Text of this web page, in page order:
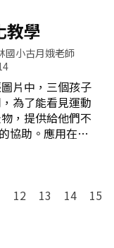
材；利用合作教
的加強，務必使
性。 在生涯
人分
勵各班導師利用
，邀請自己班級的
與同學分享自己
業內容、必須具
？創業過程、或
業的甘苦、或所需
或由輔導室邀請具
正是提供學生多
異質文化學習契
本市教育學習成
重差異 魅
未來我們的孩子
競爭，學習場域
於校園，必須跨
競爭力的不二法
教學
國小古月娥老師
片中，三個孩子
為了能看見運動
，提供給他們不
協助。應用在教
主義的提示，經由
12 13 14 15